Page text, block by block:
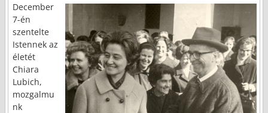
December
7-én
szentelte
Istennek az
életét
Chiara
Lubich,
mozgalmu
nk